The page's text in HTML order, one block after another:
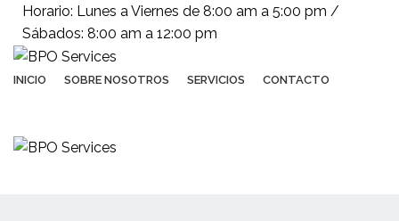
Horario: Lunes a Viernes de 8:00 am a 5:00 pm /
Sábados: 8:00 am a 12:00 pm
INICIO SOBRE NOSOTROS SERVICIOS CONTACTO